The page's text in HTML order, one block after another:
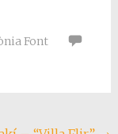
Font